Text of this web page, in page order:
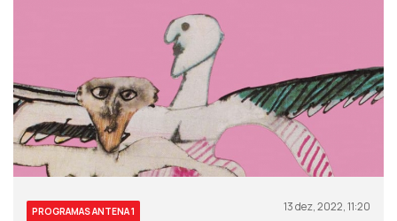
PROGRAMAS ANTENA 1 13 dez, 2022, 11:20